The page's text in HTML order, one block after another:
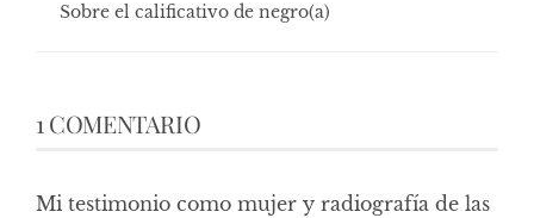
Sobre el calificativo de negro(a)
1 COMENTARIO
Mi testimonio como mujer y radiografía de las